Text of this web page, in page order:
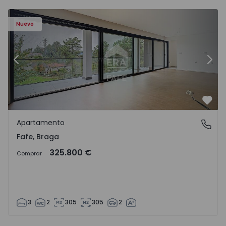
Nuevo
Anterior
Fafe, Braga
Apartamento
Fafe, Braga
Comprar 325.800 €
3 2 305 305 2